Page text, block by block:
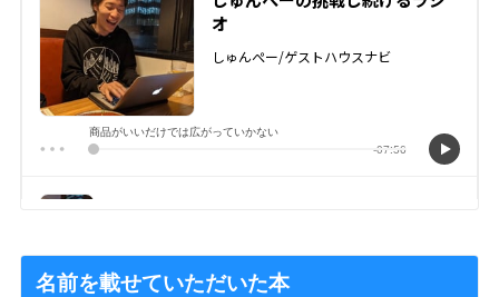
名前を載せていただいた本